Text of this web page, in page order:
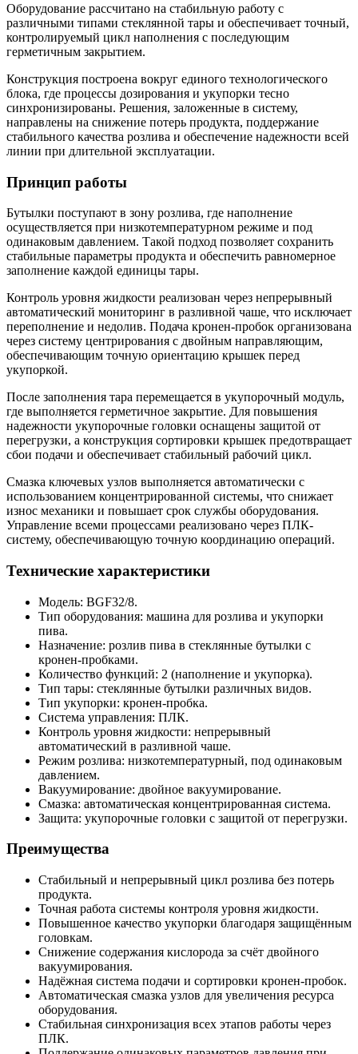
Оборудование рассчитано на стабильную работу с
различными типами стеклянной тары и обеспечивает точный,
контролируемый цикл наполнения с последующим
герметичным закрытием.
Конструкция построена вокруг единого технологического
блока, где процессы дозирования и укупорки тесно
синхронизированы. Решения, заложенные в систему,
направлены на снижение потерь продукта, поддержание
стабильного качества розлива и обеспечение надежности всей
линии при длительной эксплуатации.
Принцип работы
Бутылки поступают в зону розлива, где наполнение
осуществляется при низкотемпературном режиме и под
одинаковым давлением. Такой подход позволяет сохранить
стабильные параметры продукта и обеспечить равномерное
заполнение каждой единицы тары.
Контроль уровня жидкости реализован через непрерывный
автоматический мониторинг в разливной чаше, что исключает
переполнение и недолив. Подача кронен-пробок организована
через систему центрирования с двойным направляющим,
обеспечивающим точную ориентацию крышек перед
укупоркой.
После заполнения тара перемещается в укупорочный модуль,
где выполняется герметичное закрытие. Для повышения
надежности укупорочные головки оснащены защитой от
перегрузки, а конструкция сортировки крышек предотвращает
сбои подачи и обеспечивает стабильный рабочий цикл.
Смазка ключевых узлов выполняется автоматически с
использованием концентрированной системы, что снижает
износ механики и повышает срок службы оборудования.
Управление всеми процессами реализовано через ПЛК-
систему, обеспечивающую точную координацию операций.
Технические характеристики
Модель: BGF32/8.
Тип оборудования: машина для розлива и укупорки
пива.
Назначение: розлив пива в стеклянные бутылки с
кронен-пробками.
Количество функций: 2 (наполнение и укупорка).
Тип тары: стеклянные бутылки различных видов.
Тип укупорки: кронен-пробка.
Система управления: ПЛК.
Контроль уровня жидкости: непрерывный
автоматический в разливной чаше.
Режим розлива: низкотемпературный, под одинаковым
давлением.
Вакуумирование: двойное вакуумирование.
Смазка: автоматическая концентрированная система.
Защита: укупорочные головки с защитой от перегрузки.
Преимущества
Стабильный и непрерывный цикл розлива без потерь
продукта.
Точная работа системы контроля уровня жидкости.
Повышенное качество укупорки благодаря защищённым
головкам.
Снижение содержания кислорода за счёт двойного
вакуумирования.
Надёжная система подачи и сортировки кронен-пробок.
Автоматическая смазка узлов для увеличения ресурса
оборудования.
Стабильная синхронизация всех этапов работы через
ПЛК.